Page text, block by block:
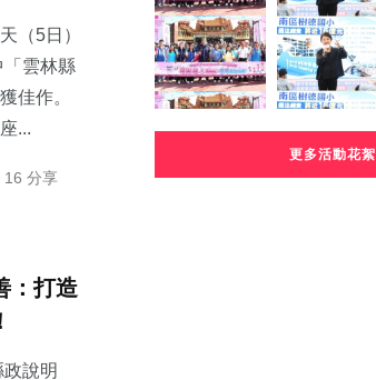
（5日）
雲林縣
佳作。
...
16 分享
：打造
說明
更多活動花絮